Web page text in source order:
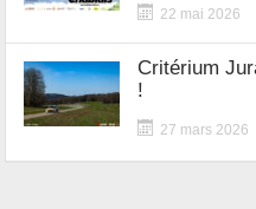
22 mai 2026
Critérium
!
27 mars 2026